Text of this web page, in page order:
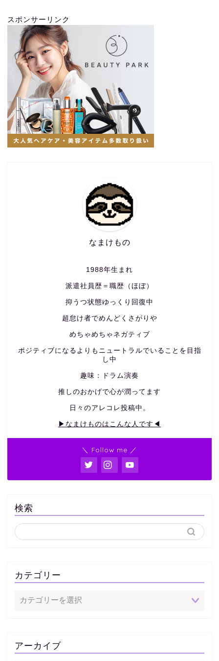
スポンサーリンク
なまけもの
1988年生まれ
派遣社員歴＝職歴（ほぼ）
抑うつ状態ゆっくり回復中
超怠け者でめんどくさがりや
めちゃめちゃネガティブ
ポジティブになるよりもニュートラルでいることを目指
し中
趣味：ドラム演奏
推しのおかげで心が潤ってます
日々のアレコレ投稿中。
▶なまけものはこんな人です◀
＼ Follow me ／
検索
カテゴリー
アーカイブ